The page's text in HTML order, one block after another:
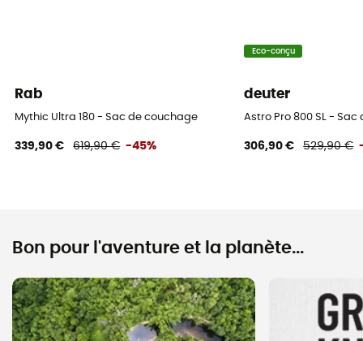
Rab
Mythic Ultra 180 - Sac de couchage
339,90 € 619,90 € -45%
Eco-conçu
deuter
Astro Pro 800 SL -
306,90 € 529,90 €
Bon pour l'aventure et la planète...